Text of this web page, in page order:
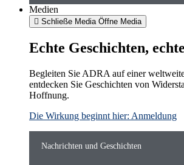
Medien
Schließe Media Öffne Media
Echte Geschichten,
Begleiten Sie ADRA auf einer
entdecken Sie Geschichten von
Hoffnung.
Die Wirkung beginnt hier: Anmeldung
Nachrichten und Geschichten